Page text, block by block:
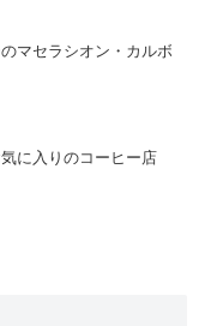
マセラシオン・カルボ
に入りのコーヒー店